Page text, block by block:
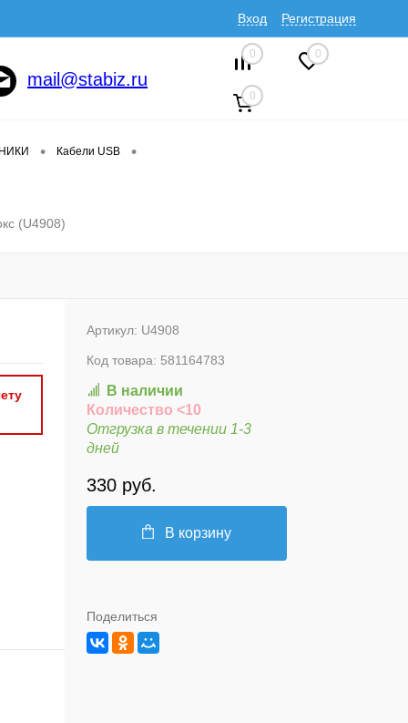
Вход Регистрация
mail@stabiz.ru
0 0
0
• Кабели USB •
(U4908)
Артикул: U4908
Код товара: 581164783
В наличии
Количество <10
Отгрузка в течении 1-3
дней
330 руб.
В корзину
Поделиться